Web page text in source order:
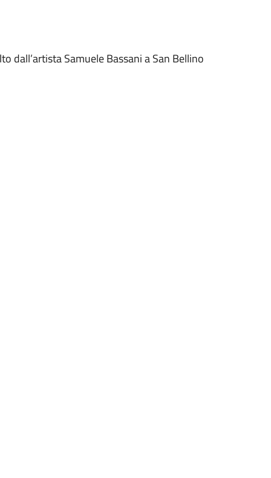
dall’artista Samuele Bassani a San Bellino